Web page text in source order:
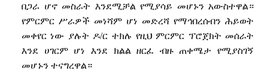
በጋራ ሆኖ መስራት እንደሚቻል የሚያሳይ መሆኑን አውስተዋል።
የምርምር ሥራዎች መነሻም ሆነ መድረሻ የማኅበረሰብን ሕይወት
መቀየር ነው ያሉት ዶ/ር ተክሉ የዚህ ምርምር ፕሮጀክት መሰራት
እንደ
ሀገርም ሆነ እንደ ክልል ዘርፈ ብዙ ጠቀሜታ
የሚያስገኝ
መሆኑን ተናግረዋል።